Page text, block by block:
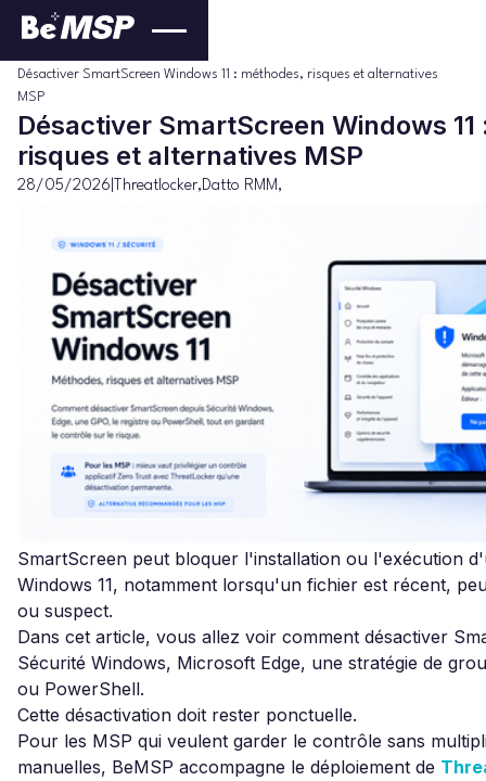
Désactiver SmartScreen Windows 11 : méthodes, risques et alternatives
MSP
Désactiver SmartScreen Windows
risques et alternatives MSP
28/05/2026 Threatlocker,Datto RMM,
SmartScreen peut bloquer l'installation ou l'exécution
Windows 11, notamment lorsqu'un fichier est récent,
ou suspect.
Dans cet article, vous allez voir comment désactiver
Sécurité Windows, Microsoft Edge, une stratégie de
ou PowerShell.
Cette désactivation doit rester ponctuelle.
Pour les MSP qui veulent garder le contrôle sans
manuelles, BeMSP accompagne le déploiement de